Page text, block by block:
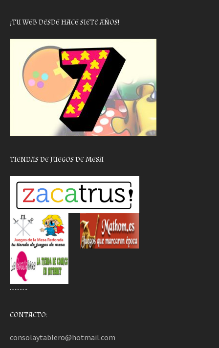
¡TU WEB DESDE HACE SIETE AÑOS!
TIENDAS DE JUEGOS DE MESA
………..
CONTACTO:
consolaytablero@hotmail.com